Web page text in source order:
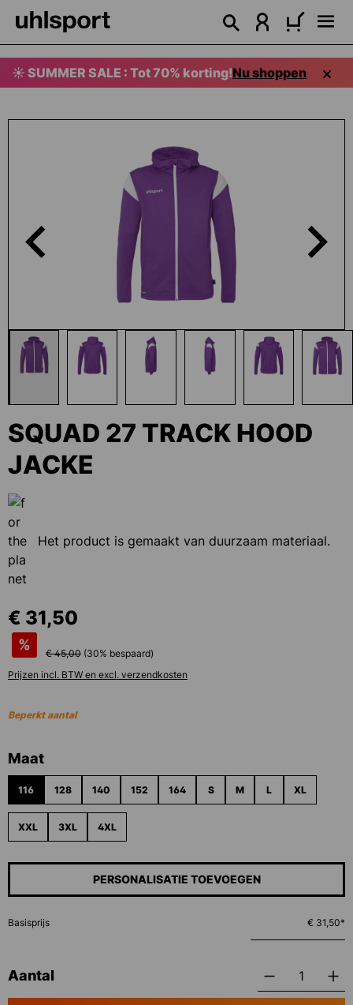
☀️ SUMMER SALE : Tot 70% korting!Nu shoppen
SQUAD 27 TRACK HOOD
JACKE
Het product is gemaakt van duurzaam materiaal.
€ 31,50
%
€ 45,00 (30% bespaard)
Prijzen incl. BTW en excl. verzendkosten
Beperkt aantal
Selecteer
Maat
116 128 140 152 164 S M L XL
XXL 3XL 4XL
PERSONALISATIE TOEVOEGEN
Basisprijs € 31,50*
Aantal